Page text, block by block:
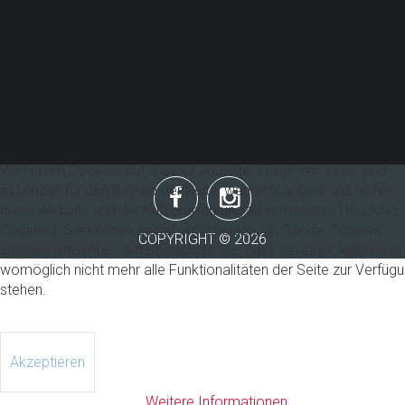
COPYRIGHT © 2026
Wir nutzen Cookies auf unserer Website. Einige von ihnen sind
essenziell für den Betrieb der Seite, während andere uns helfen,
diese Website und die Nutzererfahrung zu verbessern (Tracking
Cookies). Sie können selbst entscheiden, ob Sie die Cookies
zulassen möchten. Bitte beachten Sie, dass bei einer Ablehnung
womöglich nicht mehr alle Funktionalitäten der Seite zur
stehen.
Akzeptieren